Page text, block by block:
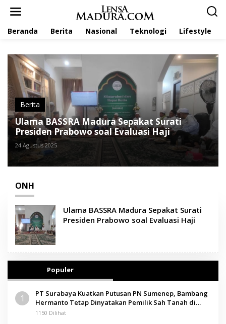
Beranda Berita Nasional Teknologi Lifestyle
Berita
Ulama BASSRA Madura Sepakat Surati
Presiden Prabowo soal Evaluasi Haji
24 Agustus 2025
ONH
Ulama BASSRA Madura Sepakat Surati
Presiden Prabowo soal Evaluasi Haji
Populer
1
PT Surabaya Kuatkan Putusan PN Sumenep, Bambang
Hermanto Tetap Dinyatakan Pemilik Sah Tanah di
Pamolokan
1150 Dilihat